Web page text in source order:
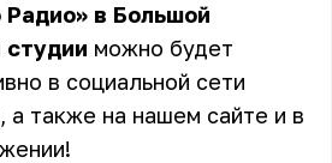
Радио» в Большой
студии можно будет
в социальной сети
, а также на нашем сайте и в